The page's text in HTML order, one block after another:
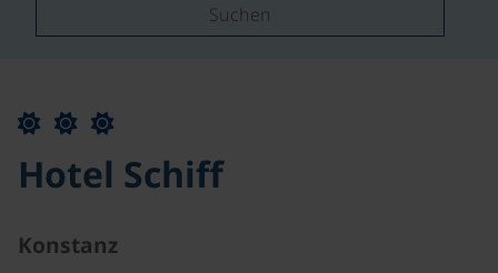
Suchen
Hotel Schiff
Konstanz